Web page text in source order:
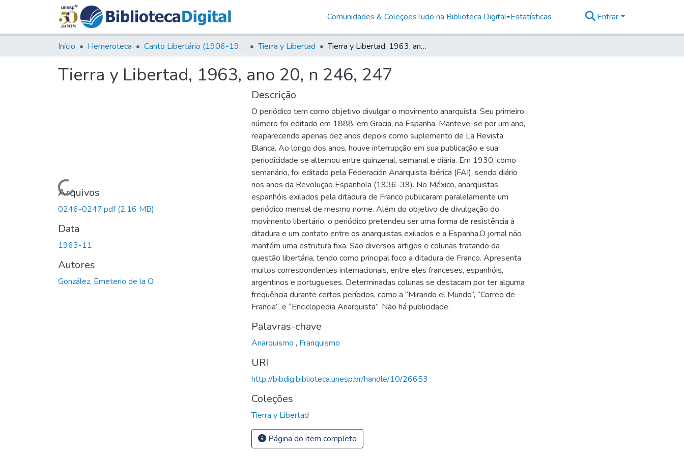
Comunidades & ColeçõesTudo na Biblioteca Digital Estatísticas Entrar
Início Hemeroteca Canto Libertário (1906-1995) Tierra y Libertad Tierra y Libertad, 1963, ano 20, n 246, 247
Tierra y Libertad, 1963, ano 20, n 246, 247
Carregando...
Arquivos
0246-0247.pdf(2,16 MB)
Data
1963-11
Autores
González, Emeterio de la O.
Descrição
O periódico tem como objetivo divulgar o movimento anarquista. Seu primeiro
número foi editado em 1888, em Gracia, na Espanha. Manteve-se por um ano,
reaparecendo apenas dez anos depois como suplemento de La Revista
Blanca. Ao longo dos anos, houve interrupção em sua publicação e sua
periodicidade se alternou entre quinzenal, semanal e diária. Em 1930, como
semanário, foi editado pela Federación Anarquista Ibérica (FAI), sendo diário
nos anos da Revolução Espanhola (1936-39). No México, anarquistas
espanhóis exilados pela ditadura de Franco publicaram paralelamente um
periódico mensal de mesmo nome. Além do objetivo de divulgação do
movimento libertário, o periódico pretendeu ser uma forma de resistência à
ditadura e um contato entre os anarquistas exilados e a Espanha.O jornal não
mantém uma estrutura fixa. São diversos artigos e colunas tratando da
questão libertária, tendo como principal foco a ditadura de Franco. Apresenta
muitos correspondentes internacionais, entre eles franceses, espanhóis,
argentinos e portugueses. Determinadas colunas se destacam por ter alguma
frequência durante certos períodos, como a “Mirando el Mundo”, “Correo de
Francia”, e “Enciclopedia Anarquista”. Não há publicidade.
Palavras-chave
Anarquismo , Franquismo
URI
http://bibdig.biblioteca.unesp.br/handle/10/26653
Coleções
Tierra y Libertad
Página do item completo